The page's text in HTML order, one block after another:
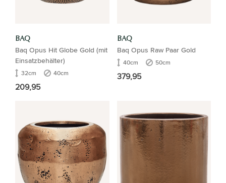
BAQ
Baq Opus Hit Globe Gold (mit
Einsatzbehälter)
32cm 40cm
209,95
BAQ
Baq Opus Raw Paar Gold
40cm 50cm
379,95